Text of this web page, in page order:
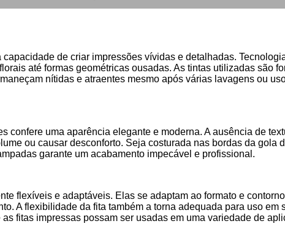
de criar impressões vívidas e detalhadas.
até formas geométricas ousadas. As tintas utilizadas são
nítidas e atraentes mesmo após várias lavagens ou
confere uma aparência elegante e moderna. A ausência de
ou causar desconforto. Seja costurada nas bordas da gola
garante um acabamento impecável e profissional.
flexíveis e adaptáveis. Elas se adaptam ao formato e
A flexibilidade da fita também a torna adequada para uso
fitas impressas possam ser usadas em uma variedade de